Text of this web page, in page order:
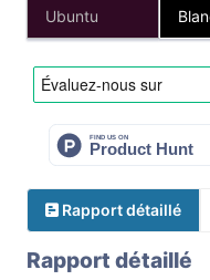
Ubuntu
Rapport détaillé
Rapport détaillé